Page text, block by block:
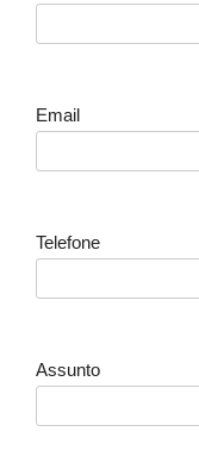
Email
Telefone
Assunto